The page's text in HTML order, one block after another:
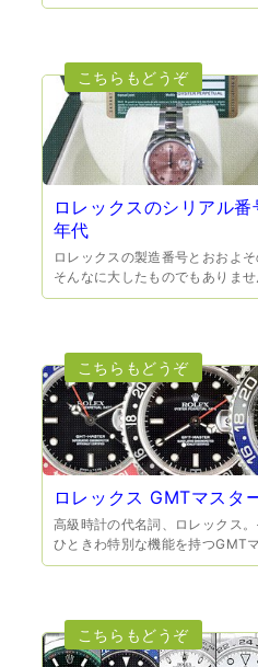
（大阪市東淀川区）出来るだ
いう不安が最初は有りました
なく安心して任せられました
てもらえた事がとてもよかっ
何かあった時にはこちらでお
いましたが、今までの質屋さ
印象でした。何度でも伺いた
当にありがとうございました。
ロレックスのシリアル
年代
ロレックスの製造番号とおおよ
そんなに大したものでもありま
ロレックス GMTマスタ
高級時計の代名詞、ロレックス
ひときわ特別な機能を持つGMT